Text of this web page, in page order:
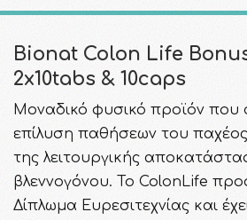
Bionat Colon Life
2x10tabs & 10caps
Μοναδικό φυσικό προϊόν που
επίλυση παθήσεων του
της λειτουργικής
βλεννογόνου. Το ColonLife
Δίπλωμα Ευρεσιτεχνίας και